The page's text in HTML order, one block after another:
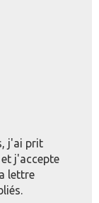
j'ai prit
et j'accepte
lettre